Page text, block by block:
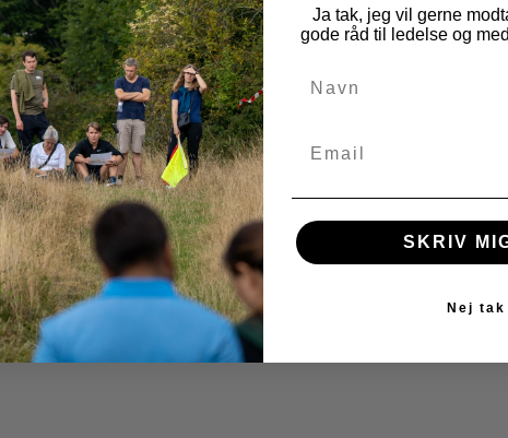
Ja tak, jeg vil gerne
gode råd til ledelse og
SKRIV
Nej tak